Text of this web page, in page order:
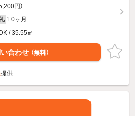
円）
1.0ヶ月
/ 35.55㎡
合わせ （無料）
提供